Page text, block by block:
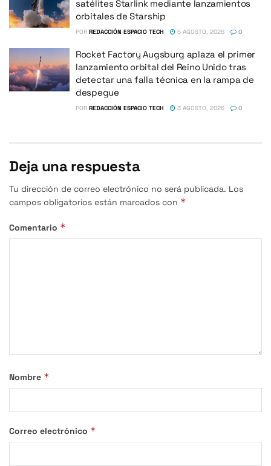
satélites Starlink mediante lanzamientos
orbitales de Starship
POR REDACCIÓN ESPACIO TECH 5 AGOSTO, 2026 0
Rocket Factory Augsburg aplaza el primer
lanzamiento orbital del Reino Unido tras
detectar una falla técnica en la rampa de
despegue
POR REDACCIÓN ESPACIO TECH 3 AGOSTO, 2026 0
Deja una respuesta
Tu dirección de correo electrónico no será publicada. Los
campos obligatorios están marcados con *
Comentario *
Nombre *
Correo electrónico *